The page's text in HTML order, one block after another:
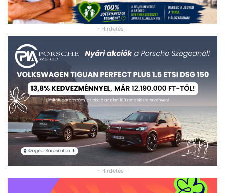
- Hirdetés -
- Hirdetés -